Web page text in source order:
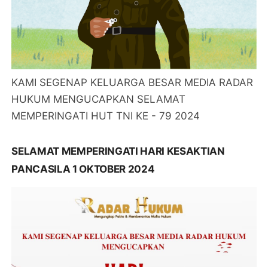
KAMI SEGENAP KELUARGA BESAR MEDIA RADAR
HUKUM MENGUCAPKAN SELAMAT
MEMPERINGATI HUT TNI KE - 79 2024
SELAMAT MEMPERINGATI HARI KESAKTIAN
PANCASILA 1 OKTOBER 2024